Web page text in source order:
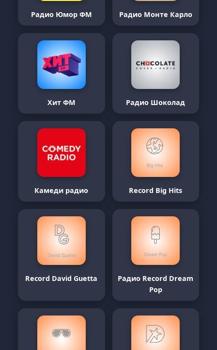
Радио Юмор ФМ Радио Монте Карло
Хит ФМ Радио Шоколад
Камеди радио Record Big Hits
Record David Guetta
Радио Record Dream
Pop